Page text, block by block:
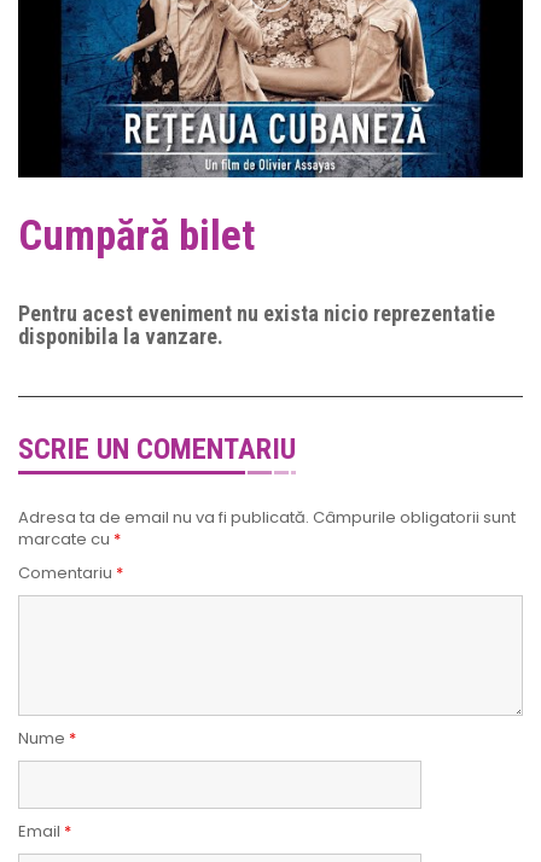
Cumpără bilet
Pentru acest eveniment nu exista nicio reprezentatie
disponibila la vanzare.
SCRIE UN COMENTARIU
Adresa ta de email nu va fi publicată. Câmpurile obligatorii sunt
marcate cu *
Comentariu *
Nume *
Email *